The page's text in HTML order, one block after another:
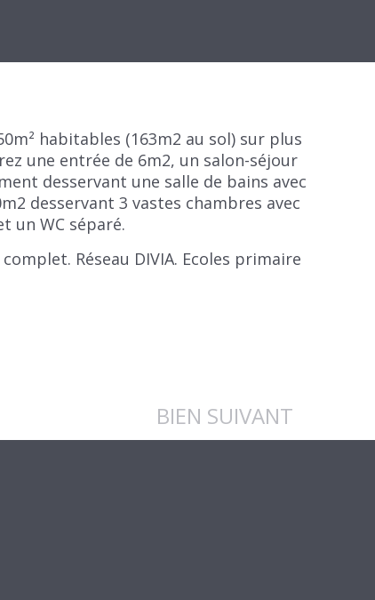
habitables (163m2 au sol) sur plus
une entrée de 6m2, un salon-séjour
desservant une salle de bains avec
desservant 3 vastes chambres avec
un WC séparé.
Réseau DIVIA. Ecoles primaire
BIEN SUIVANT